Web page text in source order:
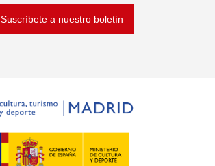
Suscríbete a nuestro boletín